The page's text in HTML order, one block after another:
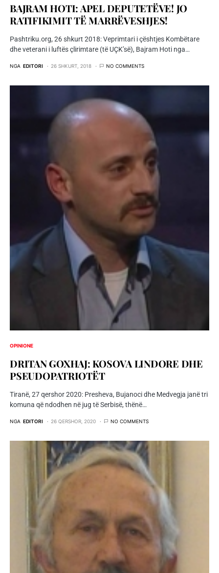
BAJRAM HOTI: APEL DEPUTETËVE! JO
RATIFIKIMIT TË MARRËVESHJES!
Pashtriku.org, 26 shkurt 2018: Veprimtari i çështjes Kombëtare
dhe veterani i luftës çlirimtare (të UҪK’së), Bajram Hoti nga…
NGA EDITORI 26 SHKURT, 2018 NO COMMENTS
OPINIONE
DRITAN GOXHAJ: KOSOVA LINDORE DHE
PSEUDOPATRIOTËT
Tiranë, 27 qershor 2020: Presheva, Bujanoci dhe Medvegja janë tri
komuna që ndodhen në jug të Serbisë, thënë…
NGA EDITORI 26 QERSHOR, 2020 NO COMMENTS